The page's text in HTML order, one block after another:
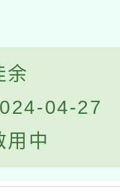
余
04-27
用中